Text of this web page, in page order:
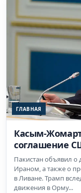
ГЛАВНАЯ
Касым-Жомарт
соглашение
Пакистан объявил
Ираном, а также о
в Ливане. Трамп
движения в Орму...